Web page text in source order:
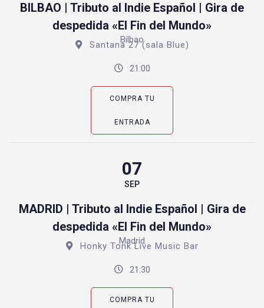
BILBAO | Tributo al Indie Español | Gira de
despedida «El Fin del Mundo»
Bilbao
Santana 27 (sala Blue)
21:00
COMPRA TU
ENTRADA
07
SEP
MADRID | Tributo al Indie Español | Gira de
despedida «El Fin del Mundo»
Madrid
Honky Tonk Live Music Bar
21:30
COMPRA TU